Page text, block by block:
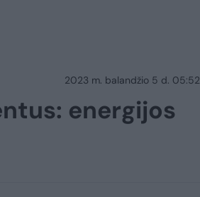
2023 m. balandžio 5 d. 05:52
energijos